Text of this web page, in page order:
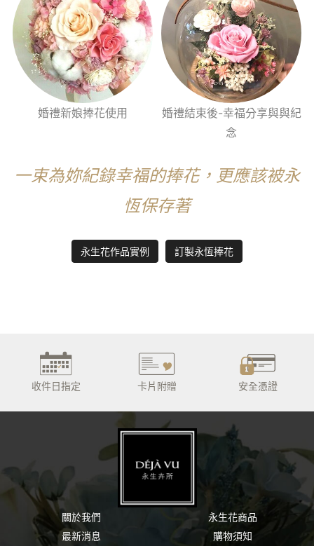
婚禮新娘捧花使用
婚禮結束後-幸福分享與與紀
念
一束為妳紀錄幸福的捧花，更應該被永
恆保存著
永生花作品實例 訂製永恆捧花
收件日指定 卡片附贈 安全憑證
關於我們
最新消息
永生花商品
購物須知